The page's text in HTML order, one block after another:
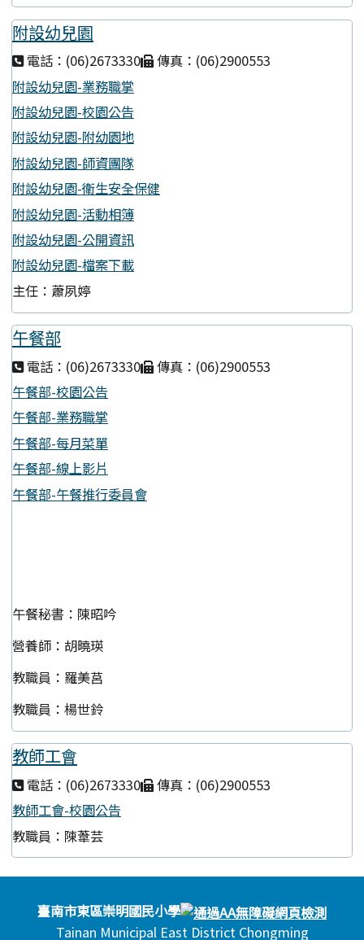
附設幼兒園
電話：(06)2673330
傳真：(06)2900553
附設幼兒園-業務職掌
附設幼兒園-校園公告
附設幼兒園-附幼園地
附設幼兒園-師資團隊
附設幼兒園-衛生安全保健
附設幼兒園-活動相簿
附設幼兒園-公開資訊
附設幼兒園-檔案下載
主任：蕭夙婷
午餐部
電話：(06)2673330
傳真：(06)2900553
午餐部-校園公告
午餐部-業務職掌
午餐部-每月菜單
午餐部-線上影片
午餐部-午餐推行委員會
午餐秘書：陳昭吟
營養師：胡曉瑛
教職員：羅美莒
教職員：楊世鈴
教師工會
電話：(06)2673330
傳真：(06)2900553
教師工會-校園公告
教職員：陳葦芸
頁尾區域內容
臺南市東區崇明國民小學
Tainan Municipal East District Chongming